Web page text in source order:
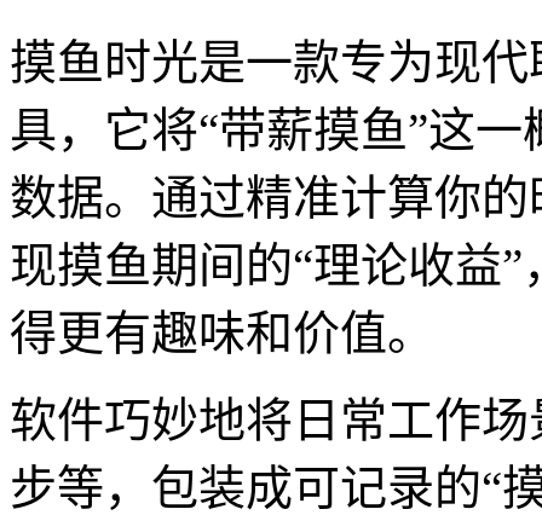
摸鱼时光是一款专为现代
具，它将“带薪摸鱼”这
数据。通过精准计算你
现摸鱼期间的“理论收益
得更有趣味和价值。
软件巧妙地将日常工作
步等，包装成可记录的“